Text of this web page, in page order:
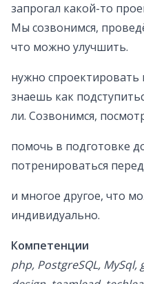
запрогал какой-то
Мы созвонимся,
что можно улучшить.
нужно спроектировать
знаешь как
ли. Созвонимся,
помочь в подготовке
потренироваться
и многое другое, что
индивидуально.
Компетенции
php, PostgreSQL,